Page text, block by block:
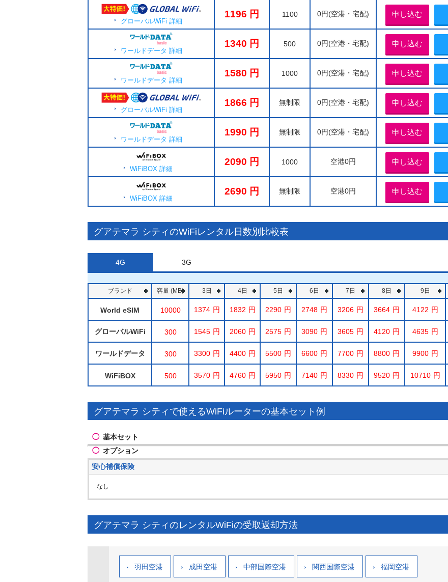
グローバルWiFi 詳細
1196 1100 0円(空港・宅配) 申し込む
ワールドデータ 詳細
1340 500 0円(空港・宅配) 申し込む
ワールドデータ 詳細
1580 1000 0円(空港・宅配) 申し込む
グローバルWiFi 詳細
1866 無制限 0円(空港・宅配) 申し込む
ワールドデータ 詳細
1990 無制限 0円(空港・宅配) 申し込む
WiFiBOX 詳細
2090 1000 空港0円 申し込む
WiFiBOX 詳細
2690 無制限 空港0円 申し込む
グアテマラ シティのWiFiレンタル日数別比較表
4G 3G
ブランド 容量 (MB) 3日 4日 5日 6日 7日 8日 9日
World eSIM 10000 1374 1832 2290 2748 3206 3664 4122
グローバルWiFi 300 1545 2060 2575 3090 3605 4120 4635
ワールドデータ 300 3300 4400 5500 6600 7700 8800 9900
WiFiBOX 500 3570 4760 5950 7140 8330 9520 10710
グアテマラ シティで使えるWiFiルーターの基本セット例
◯ 基本セット
◯ オプション
安心補償保険
なし
グアテマラ シティのレンタルWiFiの受取返却方法
羽田空港 成田空港 中部国際空港 関西国際空港 福岡空港